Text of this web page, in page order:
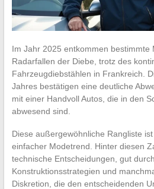
Im Jahr 2025 entkommen bestimmte
Radarfallen der Diebe, trotz des
Fahrzeugdiebstählen in Frankreich.
Jahres bestätigen eine deutliche
mit einer Handvoll Autos, die in den
abwesend sind.
Diese außergewöhnliche Rangliste
einfacher Modetrend. Hinter diesen
technische Entscheidungen, gut
Konstruktionsstrategien und
Diskretion, die den entscheidenden